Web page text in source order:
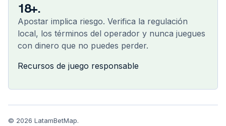
18+.
Apostar implica riesgo. Verifica la regulación
local, los términos del operador y nunca juegues
con dinero que no puedes perder.
Recursos de juego responsable
© 2026 LatamBetMap.